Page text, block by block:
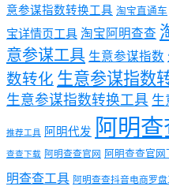
意参谋指数转换工具 淘宝直通车
宝详情页工具 淘宝阿明查查
意参谋工具 生意参谋指数
数转化 生意参谋指数
生意参谋指数转换工具 生
推荐工具 阿明代发 阿明查
查查下载 阿明查查官网 阿明查查官网
明查查工具 阿明查查抖音电商罗